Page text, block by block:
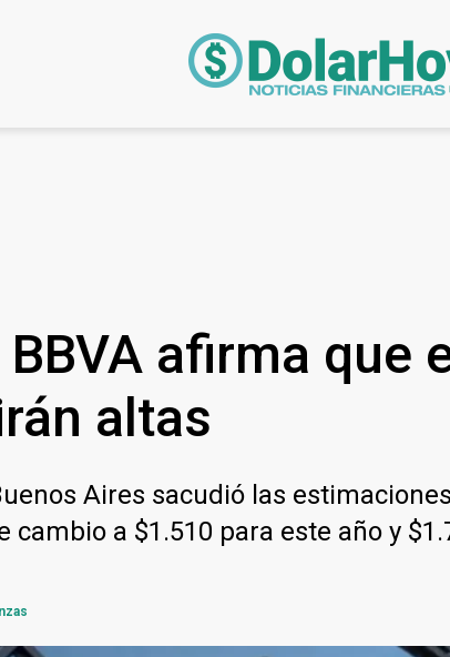
afirma que
altas
Aires sacudió las
a $1.510 para este año y